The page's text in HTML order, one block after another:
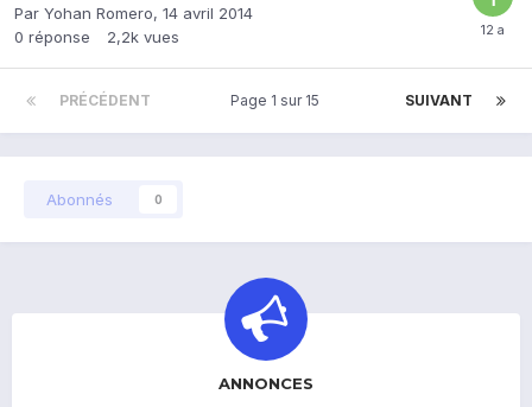
Par Yohan Romero, 14 avril 2014
0 réponse 2,2k vues
PRÉCÉDENT SUIVANT
Page 1 sur 15
Abonnés 0
ANNONCES